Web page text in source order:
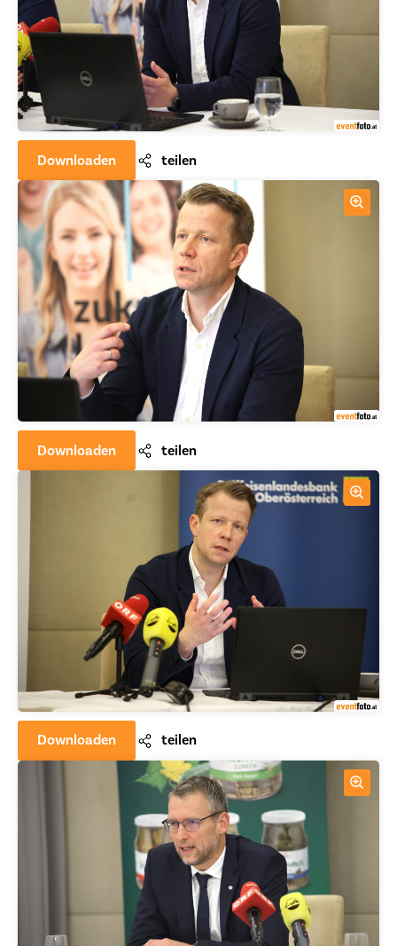
Downloaden teilen
Downloaden teilen
Downloaden teilen